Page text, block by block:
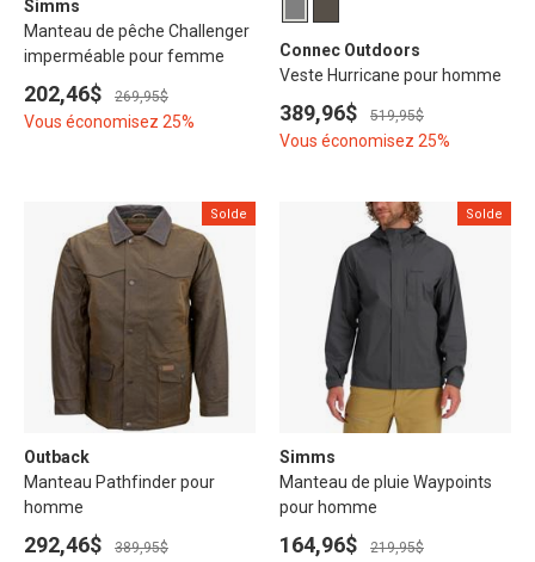
Simms
Manteau de pêche Challenger
imperméable pour femme
202,46$ 269,95$
Vous économisez 25%
Connec Outdoors
Veste Hurricane pour homme
389,96$ 519,95$
Vous économisez 25%
Solde
Outback
Manteau Pathfinder pour
homme
292,46$ 389,95$
Solde
Simms
Manteau de pluie Waypoints
pour homme
164,96$ 219,95$